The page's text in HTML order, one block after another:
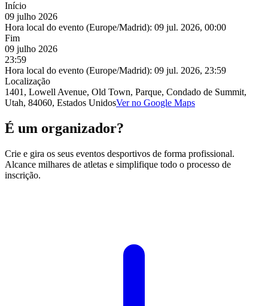
Início
09 julho 2026
Hora local do evento (Europe/Madrid): 09 jul. 2026, 00:00
Fim
09 julho 2026
23:59
Hora local do evento (Europe/Madrid): 09 jul. 2026, 23:59
Localização
1401, Lowell Avenue, Old Town, Parque, Condado de Summit,
Utah, 84060, Estados UnidosVer no Google Maps
É um organizador?
Crie e gira os seus eventos desportivos de forma profissional.
Alcance milhares de atletas e simplifique todo o processo de
inscrição.